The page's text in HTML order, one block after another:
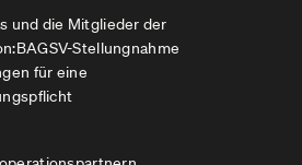
und die Mitglieder der
Stellungnahme
für eine